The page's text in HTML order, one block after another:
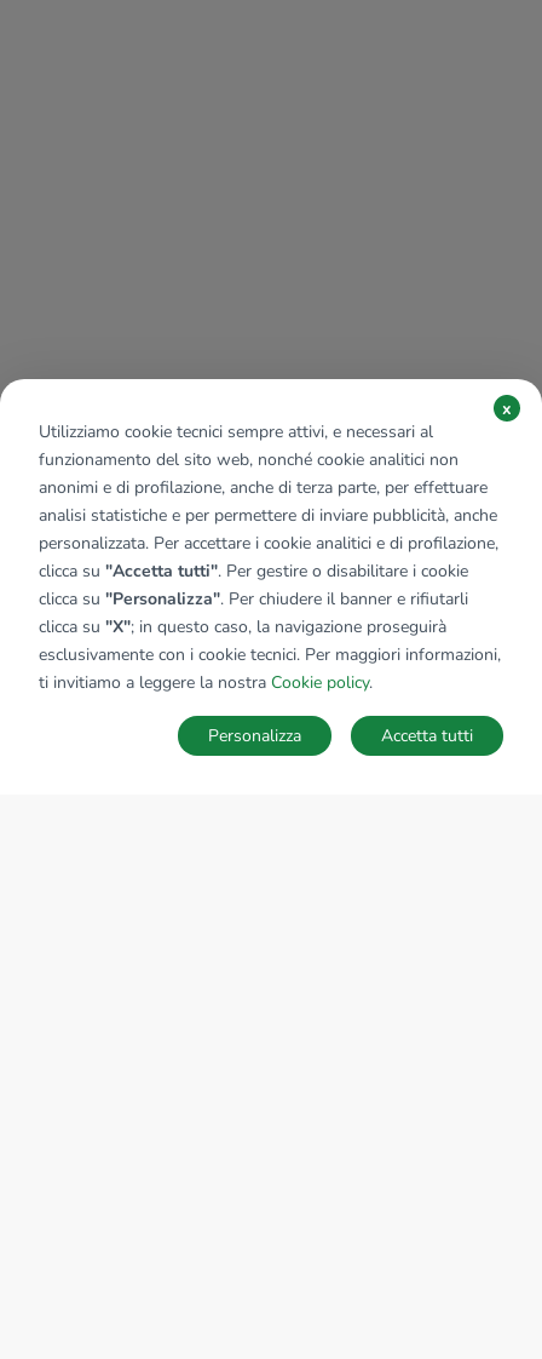
SALVA RICERCA
Utilizziamo cookie tecnici sempre attivi, e necessari al
funzionamento del sito web, nonché cookie analitici non
anonimi e di profilazione, anche di terza parte, per effettuare
analisi statistiche e per permettere di inviare pubblicità, anche
personalizzata. Per accettare i cookie analitici e di profilazione,
clicca su "Accetta tutti". Per gestire o disabilitare i cookie
clicca su "Personalizza". Per chiudere il banner e rifiutarli
clicca su "X"; in questo caso, la navigazione proseguirà
esclusivamente con i cookie tecnici. Per maggiori informazioni,
ti invitiamo a leggere la nostra Cookie policy.
x
Accetta tutti
Personalizza